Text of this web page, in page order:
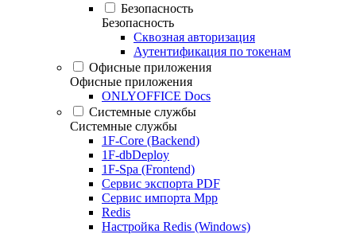
Безопасность
Безопасность
Сквозная авторизация
Аутентификация по токенам
Офисные приложения
Офисные приложения
ONLYOFFICE Docs
Системные службы
Системные службы
1F-Core (Backend)
1F-dbDeploy
1F-Spa (Frontend)
Сервис экспорта PDF
Сервис импорта Mpp
Redis
Настройка Redis (Windows)